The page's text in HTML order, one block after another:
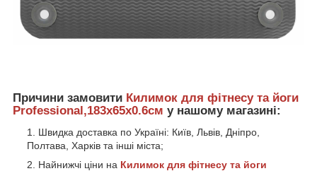
Причини замовити Килимок для фітнесу та йоги
Professional,183x65x0.6см у нашому магазині:
Швидка доставка по Україні: Київ, Львів, Дніпро,
Полтава, Харків та інші міста;
Найнижчі ціни на Килимок для фітнесу та йоги